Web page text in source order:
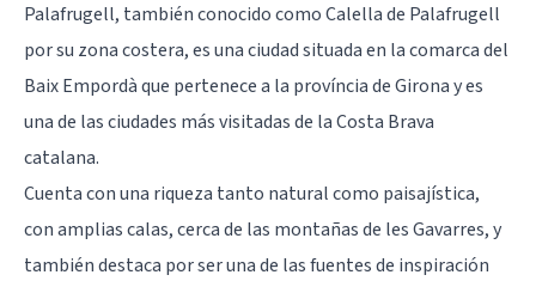
Palafrugell, también conocido como Calella de Palafrugell
por su zona costera, es una ciudad situada en la comarca del
Baix Empordà que pertenece a la província de Girona y es
una de las ciudades más visitadas de la Costa Brava
catalana.
Cuenta con una riqueza tanto natural como paisajística,
con amplias calas, cerca de las montañas de les Gavarres, y
también destaca por ser una de las fuentes de inspiración